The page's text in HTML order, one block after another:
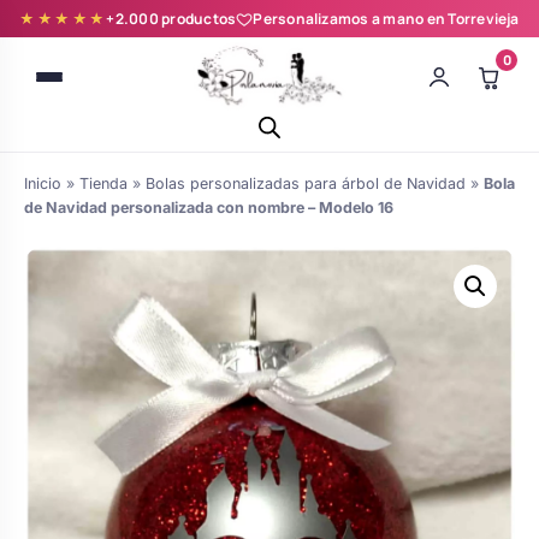
★★★★★+2.000 productos Personalizamos a mano en Torrevieja
0
novia y zapatillas
personalizadas
de boda
Árboles de Huellas para Primera
Comunión
Batas de comunión personalizadas
para niña
Inicio » Tienda » Bolas personalizadas para árbol de Navidad » Bola
de Navidad personalizada con nombre – Modelo 16